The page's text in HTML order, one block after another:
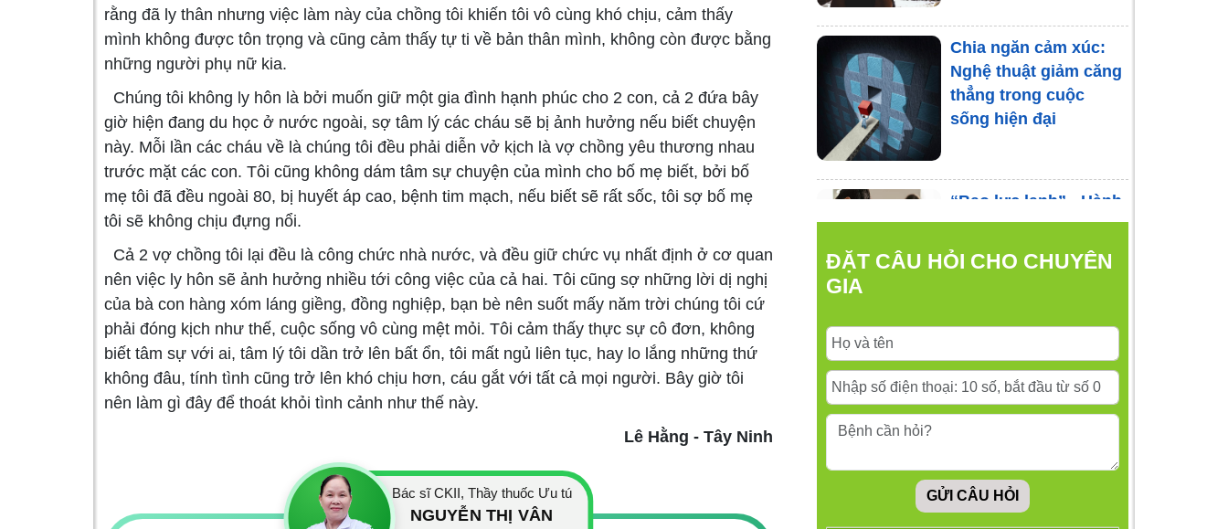
rằng đã ly thân nhưng việc làm này của chồng tôi khiến tôi vô cùng khó chịu, cảm thấy
mình không được tôn trọng và cũng cảm thấy tự ti về bản thân mình, không còn được bằng
những người phụ nữ kia.
Chúng tôi không ly hôn là bởi muốn giữ một gia đình hạnh phúc cho 2 con, cả 2 đứa bây
giờ hiện đang du học ở nước ngoài, sợ tâm lý các cháu sẽ bị ảnh hưởng nếu biết chuyện
này. Mỗi lần các cháu về là chúng tôi đều phải diễn vở kịch là vợ chồng yêu thương nhau
trước mặt các con. Tôi cũng không dám tâm sự chuyện của mình cho bố mẹ biết, bởi bố
mẹ tôi đã đều ngoài 80, bị huyết áp cao, bệnh tim mạch, nếu biết sẽ rất sốc, tôi sợ bố mẹ
tôi sẽ không chịu đựng nổi.
Cả 2 vợ chồng tôi lại đều là công chức nhà nước, và đều giữ chức vụ nhất định ở cơ quan
nên việc ly hôn sẽ ảnh hưởng nhiều tới công việc của cả hai. Tôi cũng sợ những lời dị nghị
của bà con hàng xóm láng giềng, đồng nghiệp, bạn bè nên suốt mấy năm trời chúng tôi cứ
phải đóng kịch như thế, cuộc sống vô cùng mệt mỏi. Tôi cảm thấy thực sự cô đơn, không
biết tâm sự với ai, tâm lý tôi dần trở lên bất ổn, tôi mất ngủ liên tục, hay lo lắng những thứ
không đâu, tính tình cũng trở lên khó chịu hơn, cáu gắt với tất cả mọi người. Bây giờ tôi
nên làm gì đây để thoát khỏi tình cảnh như thế này.
Lê Hằng - Tây Ninh
Bác sĩ CKII, Thầy thuốc Ưu tú
NGUYỄN THỊ VÂN
Chia ngăn cảm xúc:
Nghệ thuật giảm căng
thẳng trong cuộc
sống hiện đại
“Bạo lực lạnh” - Hành
vi độc hại nảy sinh
bệnh tâm thần
Nguyên nhân và cách
khắc phục
Bất lực tập nhiễm: Tại
thái độ phó mặc cho
số phận?
ĐẶT CÂU HỎI CHO CHUYÊN
GIA
GỬI CÂU HỎI